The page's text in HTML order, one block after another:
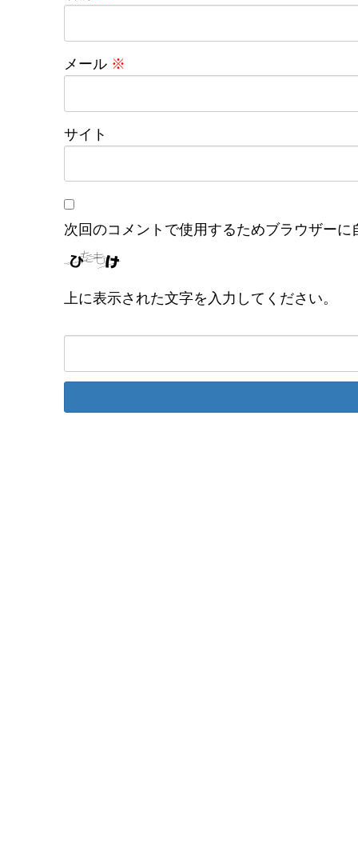
メール ※
サイト
次回のコメントで使用するためブラウザー
上に表示された文字を入力してください。